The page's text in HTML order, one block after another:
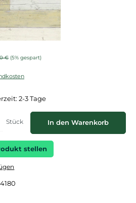
Preis:
€ (5% gespart)
2-3 Tage
Wert ein oder benutze die
Stück In den Warenkorb
stellen